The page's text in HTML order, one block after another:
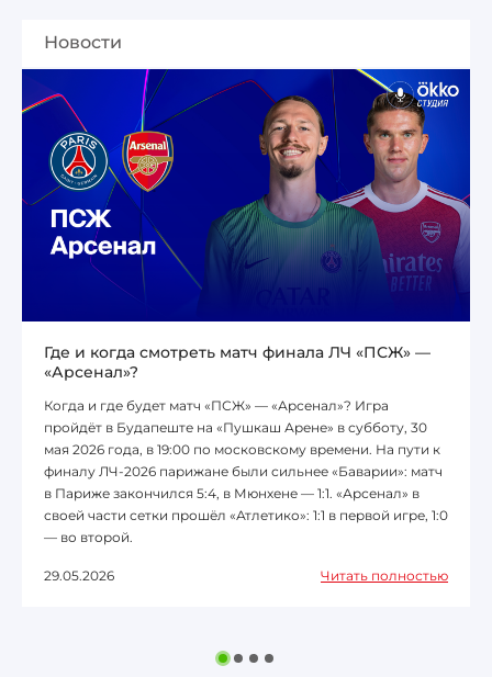
Новости
Где и когда смотреть матч финала ЛЧ «ПСЖ» —
«Арсенал»?
Когда и где будет матч «ПСЖ» — «Арсенал»? Игра
пройдёт в Будапеште на «Пушкаш Арене» в субботу, 30
мая 2026 года, в 19:00 по московскому времени. На пути к
финалу ЛЧ-2026 парижане были сильнее «Баварии»: матч
в Париже закончился 5:4, в Мюнхене — 1:1. «Арсенал» в
своей части сетки прошёл «Атлетико»: 1:1 в первой игре, 1:0
— во второй.
29.05.2026 Читать полностью